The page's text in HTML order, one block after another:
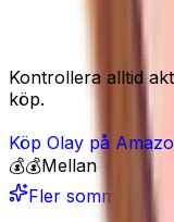
Se produkten
Kontrollera alltid
köp.
Köp Olay på
💰💰Mellan
Fler